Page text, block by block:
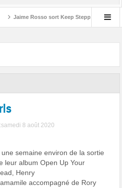
Jaime Rosso sort Keep Stepping, son
8 août 2020
une semaine environ de la sortie
leur album Open Up Your
Henry
accompagné de Rory